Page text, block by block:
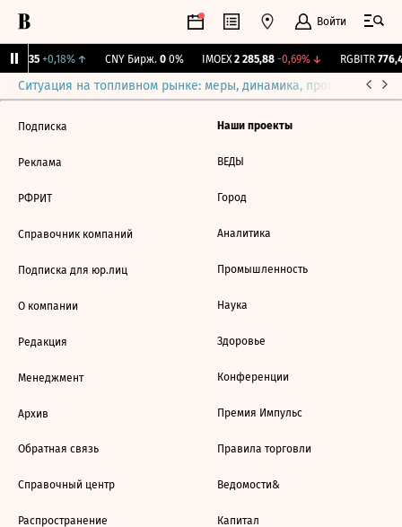
Войти
115,35 +0,18%↑ CNY Бирж. 0 0% IMOEX 2 285,88 -0,69%↓ RGBITR
Ситуация на топливном рынке: меры, динамика, прогнозы
Подписка
Реклама
РФРИТ
Справочник компаний
Подписка для юр.лиц
О компании
Редакция
Менеджмент
Архив
Обратная связь
Справочный центр
Распространение
Наши проекты
ВЕДЫ
Город
Аналитика
Промышленность
Наука
Здоровье
Конференции
Премия Импульс
Правила торговли
Ведомости&
Капитал